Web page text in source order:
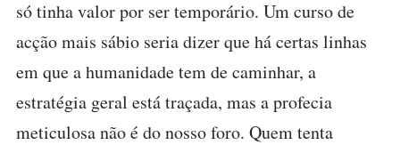
só tinha valor por ser temporário. Um curso de
acção mais sábio seria dizer que há certas linhas
em que a humanidade tem de caminhar, a
estratégia geral está traçada, mas a profecia
meticulosa não é do nosso foro. Quem tenta